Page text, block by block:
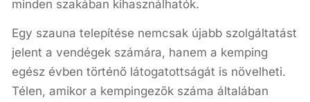
minden szakában kihasználhatók.
Egy szauna telepítése nemcsak újabb szolgáltatást
jelent a vendégek számára, hanem a kemping
egész évben történő látogatottságát is növelheti.
Télen, amikor a kempingezők száma általában